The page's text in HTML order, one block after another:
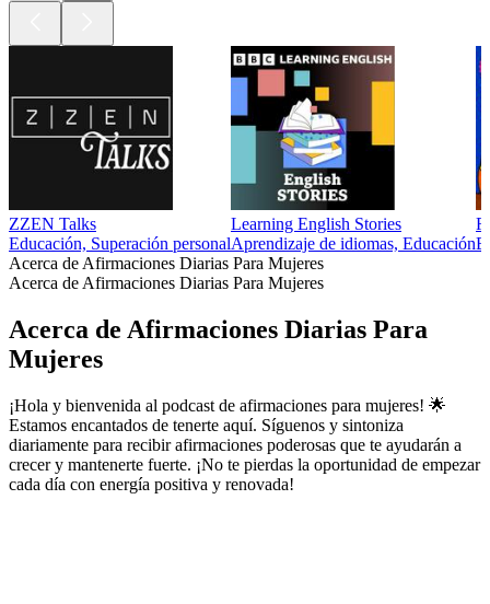
ZZEN Talks
Educación, Superación personal
Learning English Stories
Aprendizaje de idiomas, Educación
Acerca de Afirmaciones Diarias Para Mujeres
Acerca de Afirmaciones Diarias Para Mujeres
Acerca de Afirmaciones Diarias Para
Mujeres
¡Hola y bienvenida al podcast de afirmaciones para mujeres! 🌟
Estamos encantados de tenerte aquí. Síguenos y sintoniza
diariamente para recibir afirmaciones poderosas que te ayudarán a
crecer y mantenerte fuerte. ¡No te pierdas la oportunidad de empezar
cada día con energía positiva y renovada!